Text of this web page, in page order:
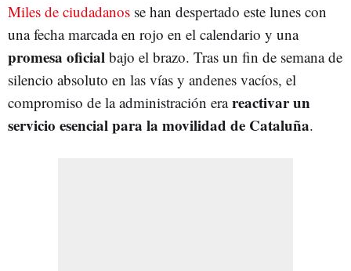
Miles de ciudadanos se han despertado este lunes con
una fecha marcada en rojo en el calendario y una
promesa oficial bajo el brazo. Tras un fin de semana de
silencio absoluto en las vías y andenes vacíos, el
compromiso de la administración erareactivar un
servicio esencial para la movilidad de Cataluña.